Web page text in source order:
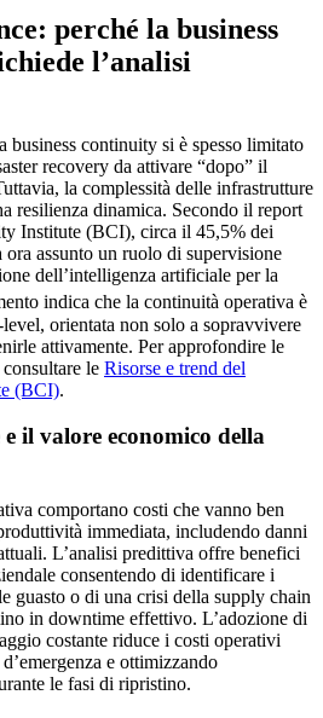
perché la business
l’analisi
business continuity si è spesso limitato
recovery da attivare “dopo” il
la complessità delle infrastrutture
resilienza dinamica. Secondo il report
Institute (BCI), circa il 45,5% dei
ora assunto un ruolo di supervisione
dell’intelligenza artificiale per la
indica che la continuità operativa è
orientata non solo a sopravvivere
attivamente. Per approfondire le
le Risorse e trend del
(BCI).
il valore economico della
comportano costi che vanno ben
immediata, includendo danni
L’analisi predittiva offre benefici
consentendo di identificare i
guasto o di una crisi della supply chain
in downtime effettivo. L’adozione di
costante riduce i costi operativi
e ottimizzando
le fasi di ripristino.